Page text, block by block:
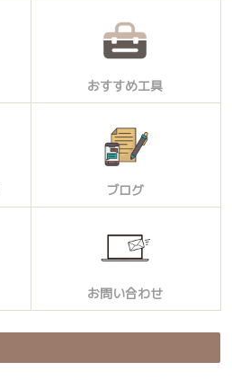
おすすめ工具
ブログ
お問い合わせ